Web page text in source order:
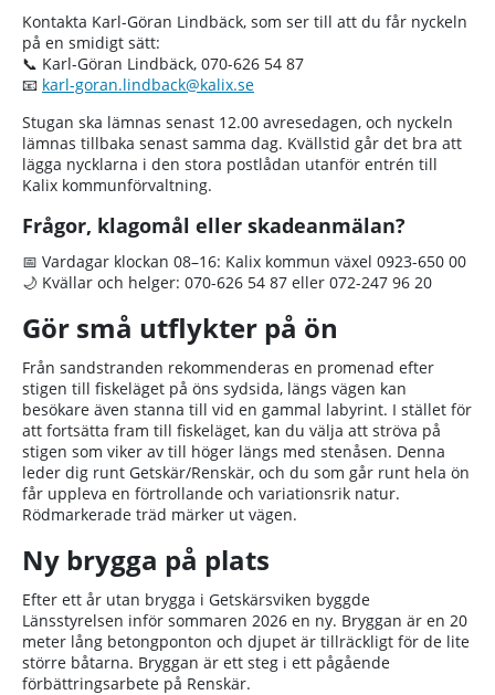
Kontakta Karl-Göran Lindbäck, som ser till att du får nyckeln
på en smidigt sätt:
📞 Karl-Göran Lindbäck, 070-626 54 87
📧 karl-goran.lindback@kalix.se
Stugan ska lämnas senast 12.00 avresedagen, och nyckeln
lämnas tillbaka senast samma dag. Kvällstid går det bra att
lägga nycklarna i den stora postlådan utanför entrén till
Kalix kommunförvaltning.
Frågor, klagomål eller skadeanmälan?
📅 Vardagar klockan 08–16: Kalix kommun växel 0923-650 00
🌙 Kvällar och helger: 070-626 54 87 eller 072-247 96 20
Gör små utflykter på ön
Från sandstranden rekommenderas en promenad efter
stigen till fiskeläget på öns sydsida, längs vägen kan
besökare även stanna till vid en gammal labyrint. I stället för
att fortsätta fram till fiskeläget, kan du välja att ströva på
stigen som viker av till höger längs med stenåsen. Denna
leder dig runt Getskär/Renskär, och du som går runt hela ön
får uppleva en förtrollande och variationsrik natur.
Rödmarkerade träd märker ut vägen.
Ny brygga på plats
Efter ett år utan brygga i Getskärsviken byggde
Länsstyrelsen inför sommaren 2026 en ny. Bryggan är en 20
meter lång betongponton och djupet är tillräckligt för de lite
större båtarna. Bryggan är ett steg i ett pågående
förbättringsarbete på Renskär.